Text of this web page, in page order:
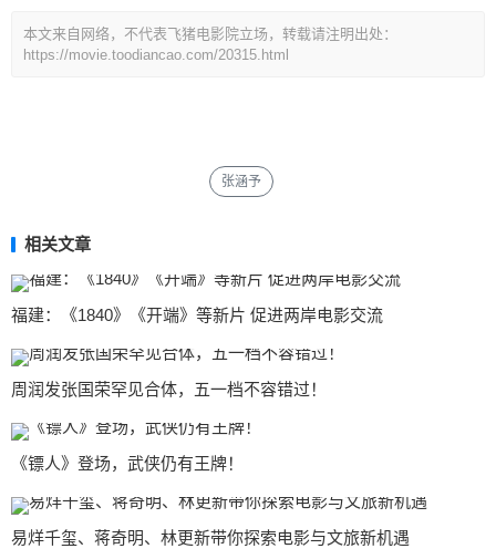
本文来自网络，不代表飞猪电影院立场，转载请注明出处：
https://movie.toodiancao.com/20315.html
张涵予
相关文章
福建：《1840》《开端》等新片 促进两岸电影交流
周润发张国荣罕见合体，五一档不容错过！
《镖人》登场，武侠仍有王牌！
易烊千玺、蒋奇明、林更新带你探索电影与文旅新机遇